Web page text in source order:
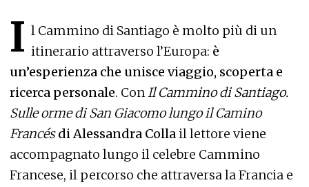
I l Cammino di Santiago è molto più di un
itinerario attraverso l’Europa: è
un’esperienza che unisce viaggio, scoperta e
ricerca personale. ConIl Cammino di Santiago.
Sulle orme di San Giacomo lungo il Camino
Francésdi Alessandra Collail lettore viene
accompagnato lungo il celebre Cammino
Francese, il percorso che attraversa la Francia e